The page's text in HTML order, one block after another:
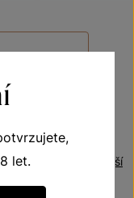
Nejnovější
Řazení:
let.